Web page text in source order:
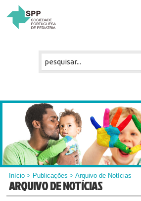
Início > Publicações > Arquivo de Notícias
ARQUIVO DE NOTÍCIAS